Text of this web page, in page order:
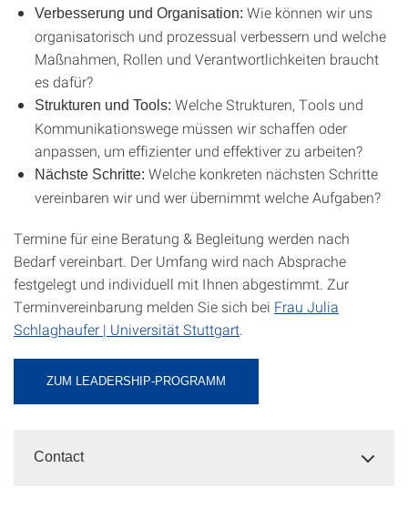
Verbesserung und Organisation: Wie können wir uns
organisatorisch und prozessual verbessern und welche
Maßnahmen, Rollen und Verantwortlichkeiten braucht
es dafür?
Strukturen und Tools: Welche Strukturen, Tools und
Kommunikationswege müssen wir schaffen oder
anpassen, um effizienter und effektiver zu arbeiten?
Nächste Schritte: Welche konkreten nächsten Schritte
vereinbaren wir und wer übernimmt welche Aufgaben?
Termine für eine Beratung & Begleitung werden nach
Bedarf vereinbart. Der Umfang wird nach Absprache
festgelegt und individuell mit Ihnen abgestimmt. Zur
Terminvereinbarung melden Sie sich bei Frau Julia
Schlaghaufer | Universität Stuttgart
ZUM LEADERSHIP-PROGRAMM
Contact